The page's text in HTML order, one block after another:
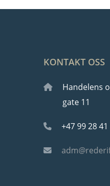
KONTAKT OSS
Handelens
gate 11
+47 99 28 41